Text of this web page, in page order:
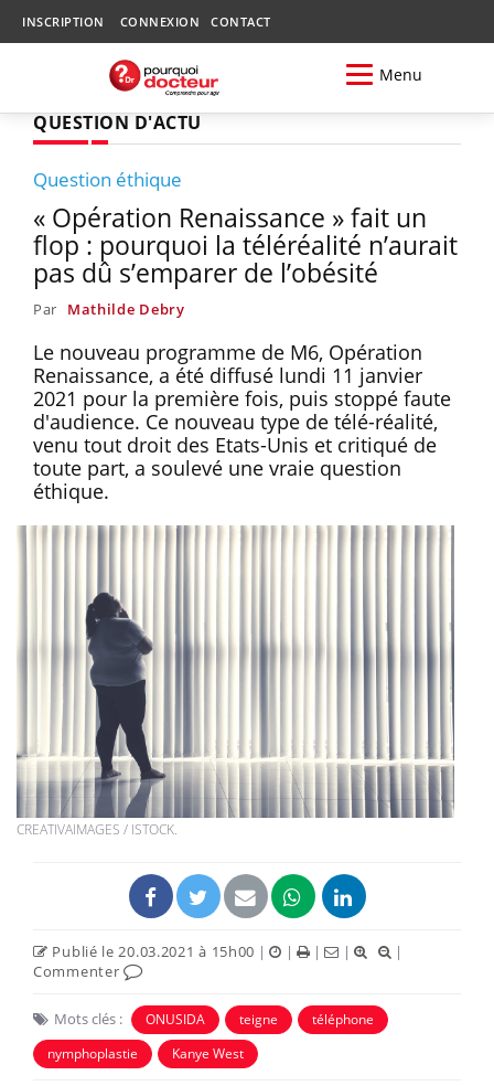
INSCRIPTION CONNEXION CONTACT
Menu
QUESTION D'ACTU
Question éthique
« Opération Renaissance » fait un
flop : pourquoi la téléréalité n’aurait
pas dû s’emparer de l’obésité
Par Mathilde Debry
Le nouveau programme de M6, Opération
Renaissance, a été diffusé lundi 11 janvier
2021 pour la première fois, puis stoppé faute
d'audience. Ce nouveau type de télé-réalité,
venu tout droit des Etats-Unis et critiqué de
toute part, a soulevé une vraie question
éthique.
CREATIVAIMAGES / ISTOCK.
Publié le 20.03.2021 à 15h00 | | | |
|
Commenter
Mots clés : ONUSIDA teigne
téléphone
nymphoplastie
Kanye West